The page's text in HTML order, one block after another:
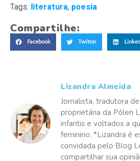
Tags: literatura, poesia
Compartilhe:
Facebook Twitter
Lizandra Almeida
Jornalista, tradutora
proprietária da Pólen
infantis e voltados a
feminino. *Lizandra é
convidada pelo Blog
compartilhar sua